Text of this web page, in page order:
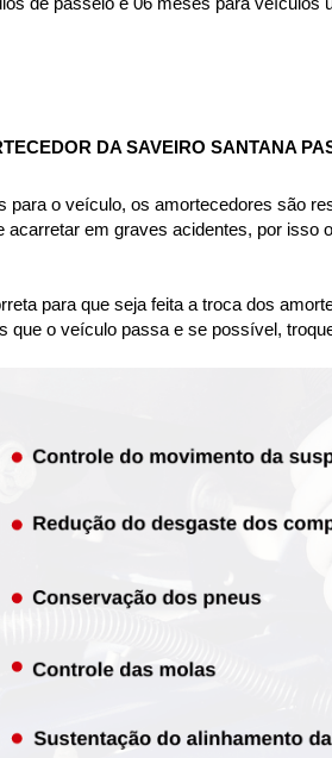
DA SAVEIRO SANTANA
para o veículo, os amortecedores são
acarretar em graves acidentes, por
para que seja feita a troca dos
que o veículo passa e se possível,